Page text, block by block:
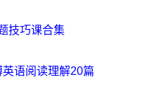
技巧课合集
英语阅读理解20篇